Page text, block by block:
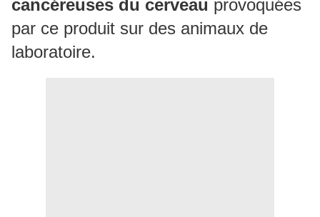
cancéreuses du cerveau provoquées
par ce produit sur des animaux de
laboratoire.